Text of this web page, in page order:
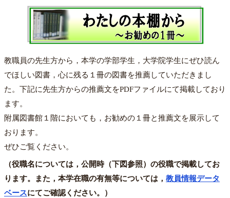
教職員の先生方から，本学の学部学生，大学院学生にぜひ読ん
でほしい図書，心に残る１冊の図書を推薦していただきまし
た。下記に先生方からの推薦文をPDFファイルにて掲載しており
ます。
附属図書館１階においても，お勧めの１冊と推薦文を展示して
おります。
ぜひご覧ください。
（役職名については，公開時（下図参照）の役職で掲載してお
ります。また，本学在職の有無等については， 教員情報データ
ベースにてご確認ください。）